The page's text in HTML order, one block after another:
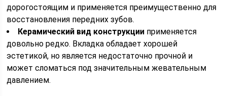
дорогостоящим и применяется преимущественно для
восстановления передних зубов.
Керамический вид конструкции применяется
довольно редко. Вкладка обладает хорошей
эстетикой, но является недостаточно прочной и
может сломаться под значительным жевательным
давлением.